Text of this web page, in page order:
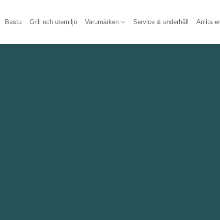
Bastu Grill och utemiljö Varumärken Service & underhåll Anlita